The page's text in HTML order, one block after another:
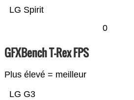
LG Spirit
0
GFXBench T-Rex FPS
Plus élevé = meilleur
LG G3